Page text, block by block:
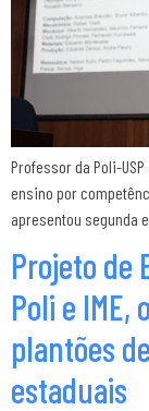
Professor da Poli-
ensino por
apresentou segunda
Projeto de
Poli e
plantões
estaduais